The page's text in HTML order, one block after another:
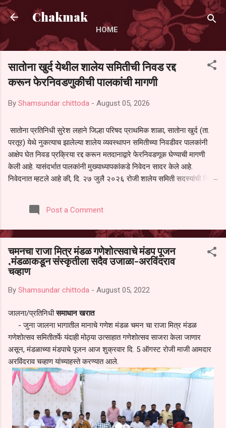
Skip to main content
Chakmak
HOME
सातोना खुर्द येथील शालेय समितीची निवड रद्द
करून फेरनिवडणुकीची पालकांची मागणी
By Shamsundar chittoda - August 05, 2026
सातोना प्रतिनिधी सुरेश लहाने जिल्हा परिषद प्राथमिक शाळा, सातोना खुर्द (ता.
परतूर) येथे नुकत्याच झालेल्या शालेय व्यवस्थापन समितीच्या निवडीवर पालकांनी
आक्षेप घेत निवड प्रक्रिया रद्द करून मतदानाद्वारे फेरनिवडणूक घेण्याची मागणी
केली आहे. यासंदर्भात पालकांनी मुख्याध्यापकांकडे निवेदन सादर केले आहे.
निवेदनात म्हटले आहे की, दि. २७ जुलै २०२६ रोजी शालेय समिती सदस्यांची निवड
पालकांना देण्यात आली नसल्याने मोठ्या संख्येने पालक बैठकीस उपस्थित राहू शकले
नाहीत. तसेच सर्व पालकांना विश्वासात न घेता निवड प्रक्रिया पूर्ण करण्यात
करण्यात यावी आणि सर्व पालकांच्या उपस्थितीत मतदान पद्धतीने शालेय समितीची
फेरनिवडणूक घेण्यात यावी, अशी मागणी पालकांनी केली आहे. या निवेदनाच्या प्रती
जिल्हा शिक्षण अधिकारी (प्राथमिक), जालना तसेच तालुका शिक्षण अधिकारी,
परतूर यांनाही पाठविण्यात आल्या असून प्रशासन याबाबत काय निर्णय घेते, याकडे
पालकांचे लक्ष लागले आहे. या न...
Post a Comment
चमनचा राजा मित्र मंडळ गणेशोत्सवाचे मंडप पूजन
,मंडळाकडून संस्कृतीला सदैव उजाळा-अरविंदराव
चव्हाण
By Shamsundar chittoda - August 05, 2022
जालना/प्रतिनिधीसमाधान खरात
- जुना जालना भागातील मानाचे गणेश मंडळ चमन चा राजा मित्र मंडळ
गणेशोत्सव समितीतर्फे यंदाही मोठ्या उत्साहात गणेशोत्सव साजरा केला जाणार
असून, मंडळाच्या मंडपाचे पूजन आज शुक्रवार दि. 5 ऑगस्ट रोजी माजी आमदार
अरविंदराव चव्हाण यांच्याहस्ते करण्यात आले.